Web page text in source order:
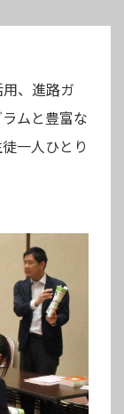
、進路ガ
ムと豊富な
一人ひとり